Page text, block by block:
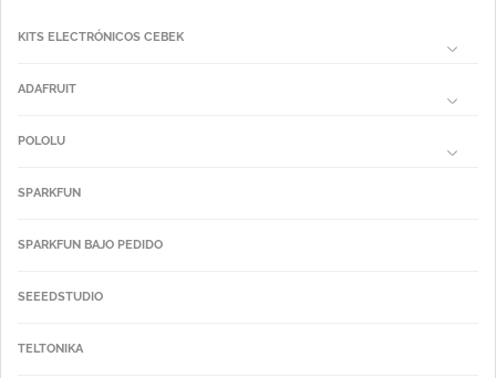
KITS ELECTRÓNICOS CEBEK
ADAFRUIT
POLOLU
SPARKFUN
SPARKFUN BAJO PEDIDO
SEEEDSTUDIO
TELTONIKA